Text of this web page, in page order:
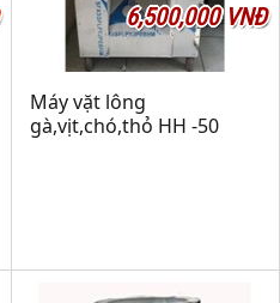
6,500,000 VNĐ
Máy vặt lông
gà,vịt,chó,thỏ HH -50